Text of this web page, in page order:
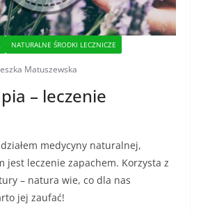
NATURALNE ŚRODKI LECZNICZE
Matuszewska
– leczenie
medycyny naturalnej,
jest leczenie zapachem. Korzysta z
– natura wie, co dla nas
jej zaufać!